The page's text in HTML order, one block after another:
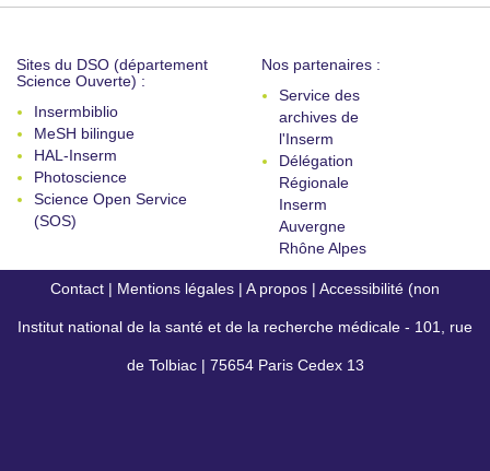
Sites du DSO (département
Science Ouverte) :
Insermbiblio
MeSH bilingue
HAL-Inserm
Photoscience
Science Open Service
(SOS)
Nos partenaires :
Service des
archives de
l'Inserm
Délégation
Régionale
Inserm
Auvergne
Rhône Alpes
Contact | Mentions légales | A propos | Accessibilité (non
conforme)
Institut national de la santé et de la recherche médicale - 101, rue
de Tolbiac | 75654 Paris Cedex 13